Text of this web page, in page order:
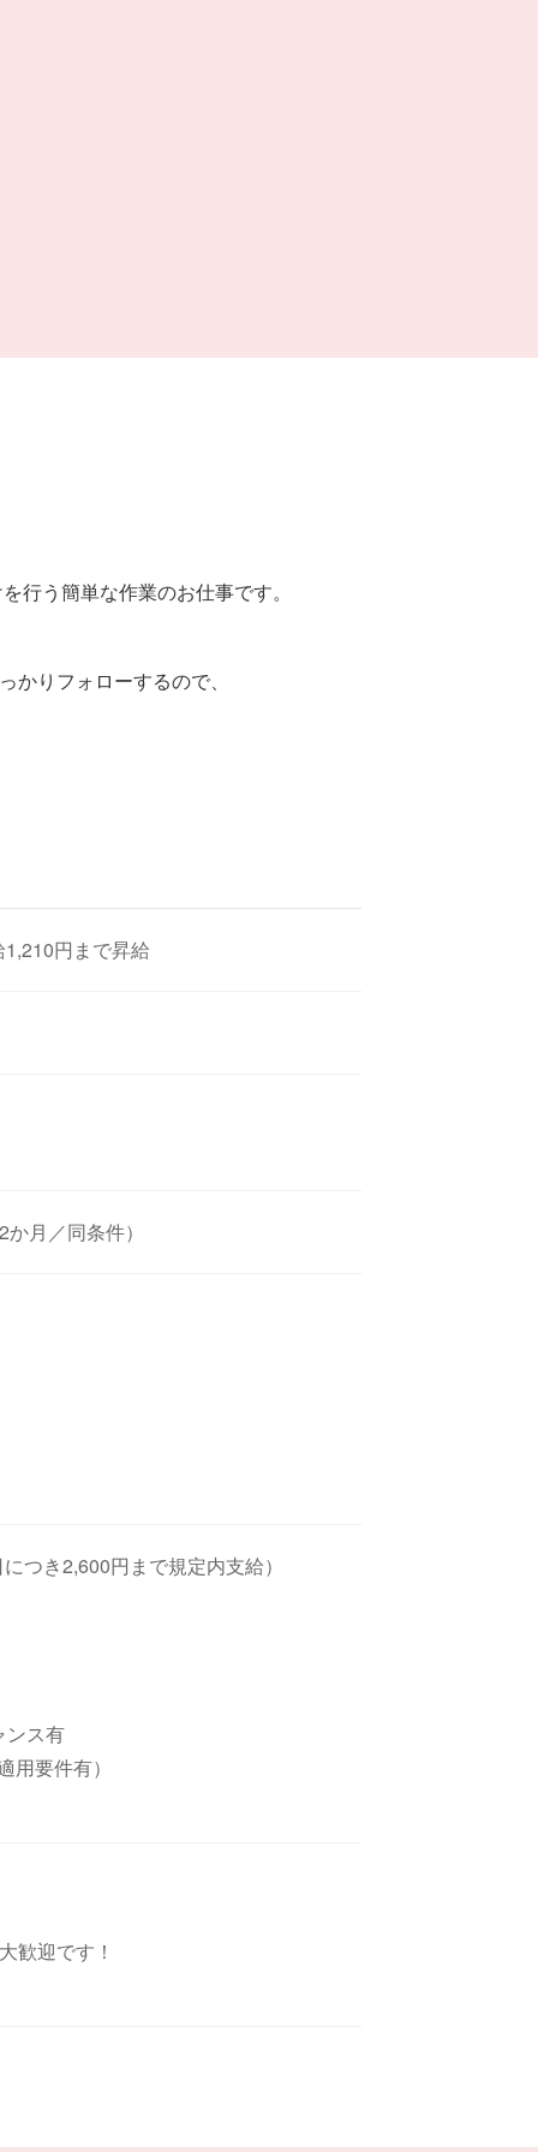
行う簡単な作業のお仕事です。
りフォローするので、
円まで昇給
月／同条件）
つき2,600円まで規定内支給）
ンス有
要件有）
歓迎です！